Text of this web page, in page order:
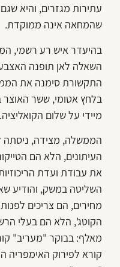
עתירות מגזרים, והיא
שהמחאה אינה ממוקדת.
בהיעדר איש רע רשמי,
השאלה לאן תופנה
התקשורת סימנה את
בלחץ אטומי, ששר האוצר
מיידי על שלום הקואליציה.
הממשלה, מצידה, ניסתה
העיתונים, הלא הם
את עבודת ועדת
השליטה במשק, והודיע
מחירים, הם צריכים
הקוטג', הלא הם בעלי
מאלף: בבוקר "מעריב"
קורא לפירוק האימפריה